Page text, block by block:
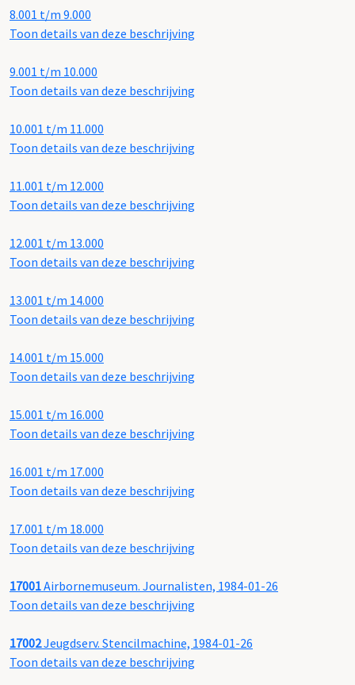
8.001 t/m 9.000
Toon details van deze beschrijving
9.001 t/m 10.000
Toon details van deze beschrijving
10.001 t/m 11.000
Toon details van deze beschrijving
11.001 t/m 12.000
Toon details van deze beschrijving
12.001 t/m 13.000
Toon details van deze beschrijving
13.001 t/m 14.000
Toon details van deze beschrijving
14.001 t/m 15.000
Toon details van deze beschrijving
15.001 t/m 16.000
Toon details van deze beschrijving
16.001 t/m 17.000
Toon details van deze beschrijving
17.001 t/m 18.000
Toon details van deze beschrijving
17001Airbornemuseum. Journalisten, 1984-01-26
Toon details van deze beschrijving
17002Jeugdserv. Stencilmachine, 1984-01-26
Toon details van deze beschrijving